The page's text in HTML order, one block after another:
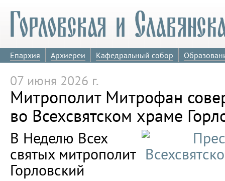
Епархия Архиереи Кафедральный собор
07 июня 2026 г.
Митрополит Митрофан
во Всехсвятском храме
В Неделю Всех
святых митрополит
Горловский